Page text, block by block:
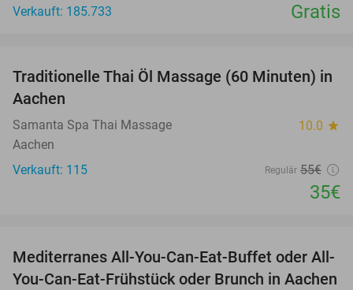
Verkauft: 185.733
Gratis
36%
Traditionelle Thai Öl Massage (60 Minuten) in
Aachen
Samanta Spa Thai Massage 10.0 star
Aachen
Verkauft: 115
Regulär 55€
35€
23%
Mediterranes All-You-Can-Eat-Buffet oder All-
You-Can-Eat-Frühstück oder Brunch in Aachen